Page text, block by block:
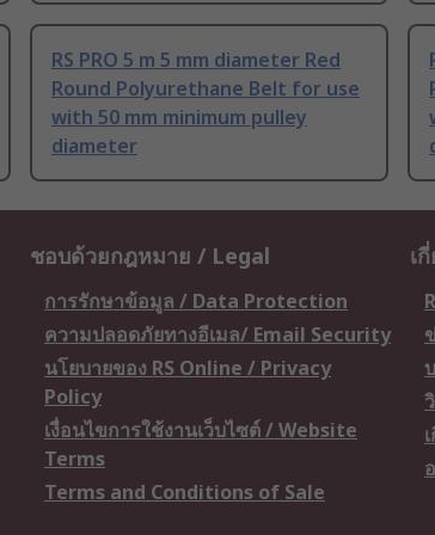
RS PRO 5 m 5 mm diameter Red
Round Polyurethane Belt for use
with 50 mm minimum pulley
diameter
ชอบด้วยกฎหมาย / Legal
การรักษาข้อมูล / Data Protection
ความปลอดภัยทางอีเมล/ Email Security
นโยบายของ RS Online / Privacy
Policy
เงื่อนไขการใช้งานเว็บไซต์ / Website
Terms
Terms and Conditions of Sale
เ